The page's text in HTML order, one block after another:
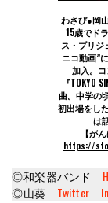
わさび●岡
15歳でド
ス・プリジ
ニコ動画”
加入。
『TOKYO
曲。中学の
初出場をし
は
【が
https://
◎和楽器バンド
◎山葵 Twitter